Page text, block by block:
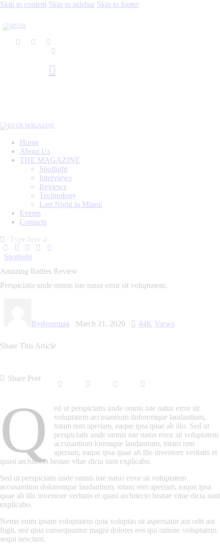
Skip to content Skip to sidebar Skip to footer
Home
About Us
THE MAGAZINE
Spotlight
Interviews
Reviews
Technology
Last Night in Miami
Events
Contacts
Spotlight
Amazing Battles Review
Perspiciatis unde omnis iste natus error sit voluptatem.
Bydvoxmag March 21, 2020 44K Views
Share This Article
Share Post
Q
ed ut perspiciatis unde omnis iste natus error sit
voluptatem accusantium doloremque laudantium,
totam rem aperiam, eaque ipsa quae ab illo. Sed ut
perspiciatis unde omnis iste natus error sit voluptatem
accusantium loremque laudantium, totam rem
aperiam, eaque ipsa quae ab illo inventore veritatis et
quasi architecto beatae vitae dicta sunt explicabo.
Sed ut perspiciatis unde omnis iste natus error sit voluptatem
accusantium doloremque laudantium, totam rem aperiam, eaque ipsa
quae ab illo inventore veritatis et quasi architecto beatae vitae dicta sunt
explicabo.
Nemo enim ipsam voluptatem quia voluptas sit aspernatur aut odit aut
fugit, sed quia consequuntur magni dolores eos qui ratione voluptatem
sequi nesciunt.